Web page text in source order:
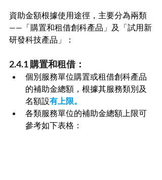
資助金額根據使用途徑，主要分為兩類
——「購置和租借創科產品」及「試用新
研發科技產品」：
2.4.1 購置和租借：
個別服務單位購置或租借創科產品
的補助金總額，根據其服務類別及
名額設有上限。
各類服務單位的補助金總額上限可
參考如下表格：